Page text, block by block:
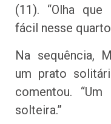
(11). “Olha que
fácil nesse
Na sequência,
um prato
comentou.
solteira.”